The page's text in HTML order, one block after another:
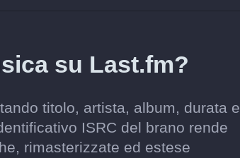
su Last.fm?
titolo, artista, album, durata e
ISRC del brano rende
rimasterizzate ed estese